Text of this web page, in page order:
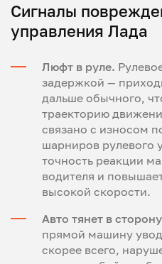
Сигналы
управления Лада
Люфт в руле.
задержкой —
дальше обычного,
траекторию
связано с износом
шарниров рулевого
точность реакции
водителя и
высокой скорости.
Авто тянет в
прямой машину
скорее всего,